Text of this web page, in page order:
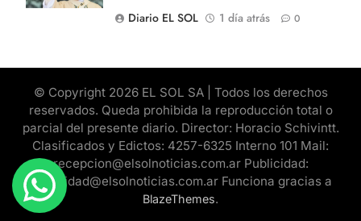
Diario EL SOL
1 día atrás 0
© Copyright 2026 EL SOL SA | Todos los derechos
reservados. Queda prohibida la reproducción total o
parcial del presente diario. Director: Horacio Schivintt.
Clasificados y Edictos: 4257-6325 Interno 101 Mail:
recepcion@elsolnoticias.com.ar Publicidad:
publicidad@elsolnoticias.com.ar Funciona gracias a
BlazeThemes.